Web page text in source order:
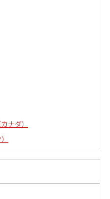
ナダ）